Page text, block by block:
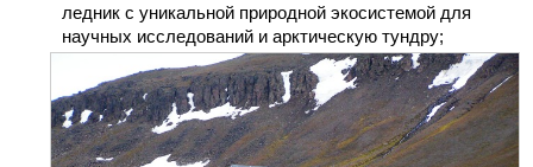
ледник с уникальной природной экосистемой для
научных исследований и арктическую тундру;